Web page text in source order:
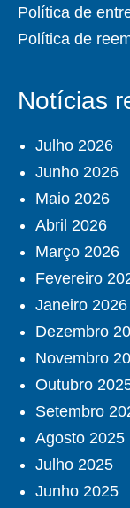
Política de
Política de
Notícias
Julho 2026
Junho 2026
Maio 2026
Abril 2026
Março 2026
Fevereiro
Janeiro 2026
Dezembro
Novembro
Outubro
Setembro
Agosto 2025
Julho 2025
Junho 2025